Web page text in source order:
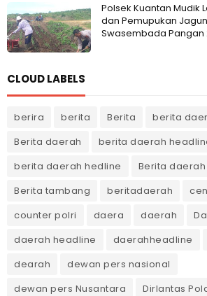
Polsek Kuantan Mudik
dan Pemupukan
Swasembada Pangan
CLOUD LABELS
berira berita Berita
berita
Berita daerah
berita daerah
berita daerah hedline
Berita
Berita tambang
beritadaerah
counter polri
daera daerah
daerah headline
daerahheadline
dearah
dewan pers nasional
dewan pers Nusantara
Dirlantas